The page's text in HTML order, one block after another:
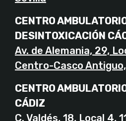
CENTRO
DESINTOXICACIÓN
Av. de Alemania, 29,
Centro-Casco
CENTRO
CÁDIZ
C. Valdés, 18, Local 4,